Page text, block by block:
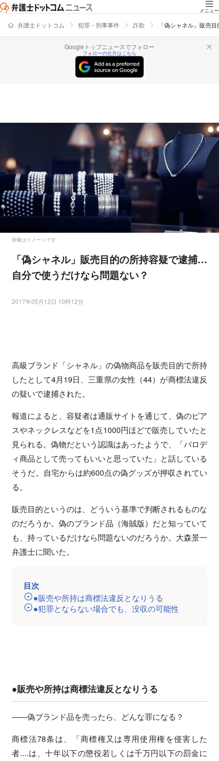
メニュー
弁護士ドットコム 犯罪・刑事事件 詐欺 「偽シャネル」販売
Googleトップニュースでフォロー
フォローの仕方はこちら
画像はイメージです
「偽シャネル」販売目的の所持容疑で逮捕…
自分で使うだけなら問題ない？
2017年05月12日 10時12分
高級ブランド「シャネル」の偽物商品を販売目的で所持
したとして4月19日、三重県の女性（44）が商標法違反
の疑いで逮捕された。
報道によると、容疑者は通販サイトを通じて、偽のピア
スやネックレスなどを1点1000円ほどで販売していたと
見られる。偽物だという認識はあったようで、「パロデ
ィ商品として売ってもいいと思っていた」と話している
そうだ。自宅からは約600点の偽グッズが押収されてい
る。
販売目的というのは、どういう基準で判断されるものな
のだろうか。偽のブランド品（海賊版）だと知っていて
も、持っているだけなら問題ないのだろうか。大森景一
弁護士に聞いた。
目次
●販売や所持は商標法違反となりうる
●犯罪とならない場合でも、没収の可能性
●販売や所持は商標法違反となりうる
――偽ブランド品を売ったら、どんな罪になる？
商標法78条は、「商標権又は専用使用権を侵害した
者‥‥は、十年以下の懲役若しくは千万円以下の罰金に